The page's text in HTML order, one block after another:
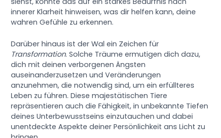
innerer Klarheit hinweisen, was dir helfen kann, deine
wahren Gefühle zu erkennen.
Darüber hinaus ist der Wal ein Zeichen für
Transformation. Solche Träume ermutigen dich dazu,
dich mit deinen verborgenen Ängsten
auseinanderzusetzen und Veränderungen
anzunehmen, die notwendig sind, um ein erfüllteres
Leben zu führen. Diese majestätischen Tiere
repräsentieren auch die Fähigkeit, in unbekannte Tiefen
deines Unterbewusstseins einzutauchen und dabei
unentdeckte Aspekte deiner Persönlichkeit ans Licht zu